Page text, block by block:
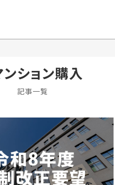
ション購入
記事一覧